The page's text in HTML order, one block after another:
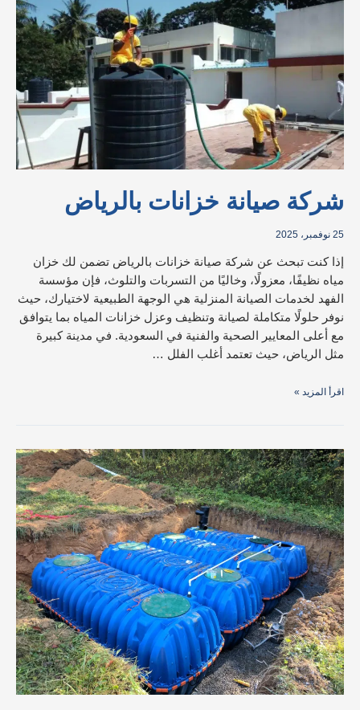
شركة صيانة خزانات بالرياض
25 نوفمبر، 2025
إذا كنت تبحث عن شركة صيانة خزانات بالرياض تضمن لك خزان
مياه نظيفًا، معزولًا، وخاليًا من التسربات والتلوث، فإن مؤسسة
الفهد لخدمات الصيانة المنزلية هي الوجهة الطبيعية لاختيارك، حيث
نوفر حلولًا متكاملة لصيانة وتنظيف وعزل خزانات المياه بما يتوافق
مع أعلى المعايير الصحية والفنية في السعودية.​ في مدينة كبيرة
مثل الرياض، حيث تعتمد أغلب الفلل …
اقرأ المزيد »
خطوات
عزل
الخزان
الارضي